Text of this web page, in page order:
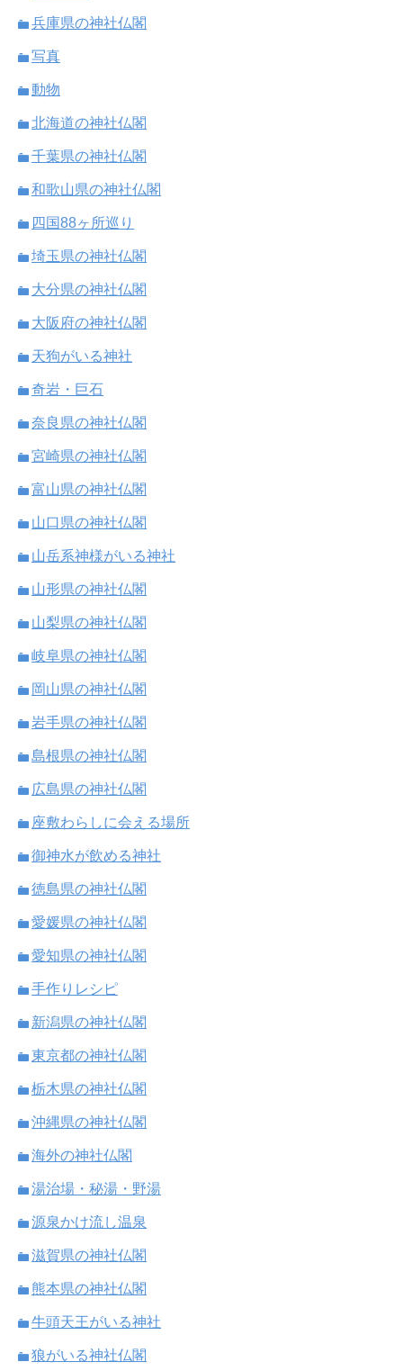
兵庫県の神社仏閣
写真
動物
北海道の神社仏閣
千葉県の神社仏閣
和歌山県の神社仏閣
四国88ヶ所巡り
埼玉県の神社仏閣
大分県の神社仏閣
大阪府の神社仏閣
天狗がいる神社
奇岩・巨石
奈良県の神社仏閣
宮崎県の神社仏閣
富山県の神社仏閣
山口県の神社仏閣
山岳系神様がいる神社
山形県の神社仏閣
山梨県の神社仏閣
岐阜県の神社仏閣
岡山県の神社仏閣
岩手県の神社仏閣
島根県の神社仏閣
広島県の神社仏閣
座敷わらしに会える場所
御神水が飲める神社
徳島県の神社仏閣
愛媛県の神社仏閣
愛知県の神社仏閣
手作りレシピ
新潟県の神社仏閣
東京都の神社仏閣
栃木県の神社仏閣
沖縄県の神社仏閣
海外の神社仏閣
湯治場・秘湯・野湯
源泉かけ流し温泉
滋賀県の神社仏閣
熊本県の神社仏閣
牛頭天王がいる神社
狼がいる神社仏閣